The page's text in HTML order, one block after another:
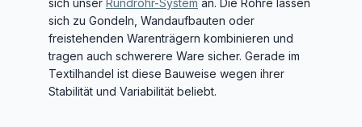
sich unser Rundrohr-System an. Die Rohre lassen
sich zu Gondeln, Wandaufbauten oder
freistehenden Warenträgern kombinieren und
tragen auch schwerere Ware sicher. Gerade im
Textilhandel ist diese Bauweise wegen ihrer
Stabilität und Variabilität beliebt.